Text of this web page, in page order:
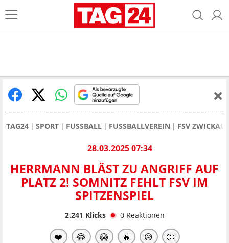
TAG24 SPORT FUSSBALL FUSSBALLVEREIN FSV ZWICKAU
28.03.2025 07:34
HERRMANN BLÄST ZU ANGRIFF AUF
PLATZ 2! SOMNITZ FEHLT FSV IM
SPITZENSPIEL
2.241 Klicks 0 Reaktionen
❤️ 😂 😱 🔥 😥 👏